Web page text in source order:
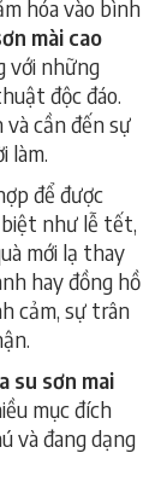
hóa vào bình
mài cao
với những
độc đáo.
và cần đến sự
làm.
để được
như lễ tết,
mới lạ thay
hay đồng hồ
cảm, sự trân
su sơn mai
mục đích
và đang dạng